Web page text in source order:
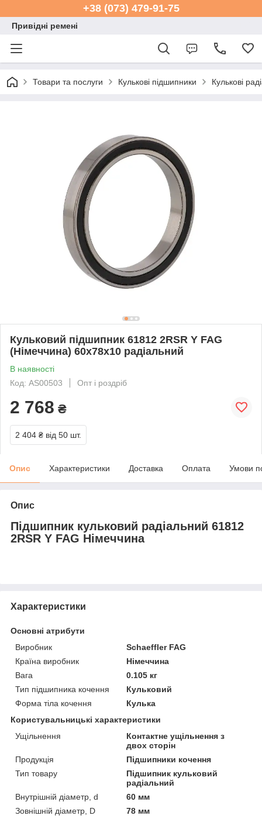
+38 (073) 479-91-75
Привідні ремені
Товари та послуги Кулькові підшипники Кулькові
Кульковий підшипник 61812 2RSR Y FAG
(Німеччина) 60x78x10 радіальний
В наявності
Код: AS00503
Опт і роздріб
2 768 ₴
2 404 ₴ від 50 шт.
Опис Характеристики Доставка Оплата Умови
Опис
Підшипник кульковий радіальний 61812
2RSR Y FAG Німеччина
Характеристики
Основні атрибути
Виробник
Schaeffler FAG
Країна виробник
Німеччина
Вага
0.105 кг
Тип підшипника кочення
Кульковий
Форма тіла кочення
Кулька
Користувальницькі характеристики
Ущільнення
Контактне ущільнення з
двох сторін
Продукція
Підшипники кочення
Тип товару
Підшипник кульковий
радіальний
Внутрішній діаметр, d
60 мм
Зовнішній діаметр, D
78 мм